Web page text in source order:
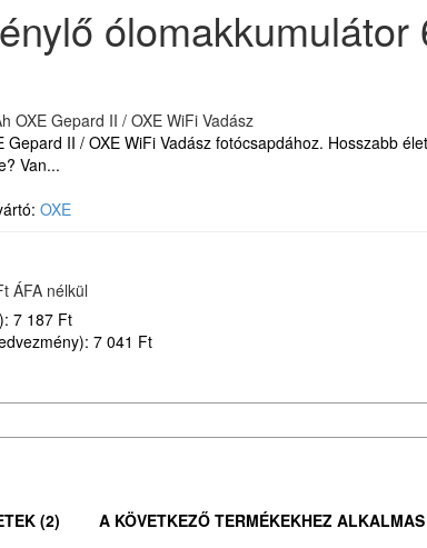
II / OXE WiFi Vadász fotócsapdához. Hosszabb
Van...
OXE
ÁFA nélkül
7 187 Ft
7 041 Ft
(2) A KÖVETKEZŐ TERMÉKEKHEZ